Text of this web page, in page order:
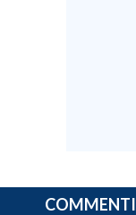
COMMENTI